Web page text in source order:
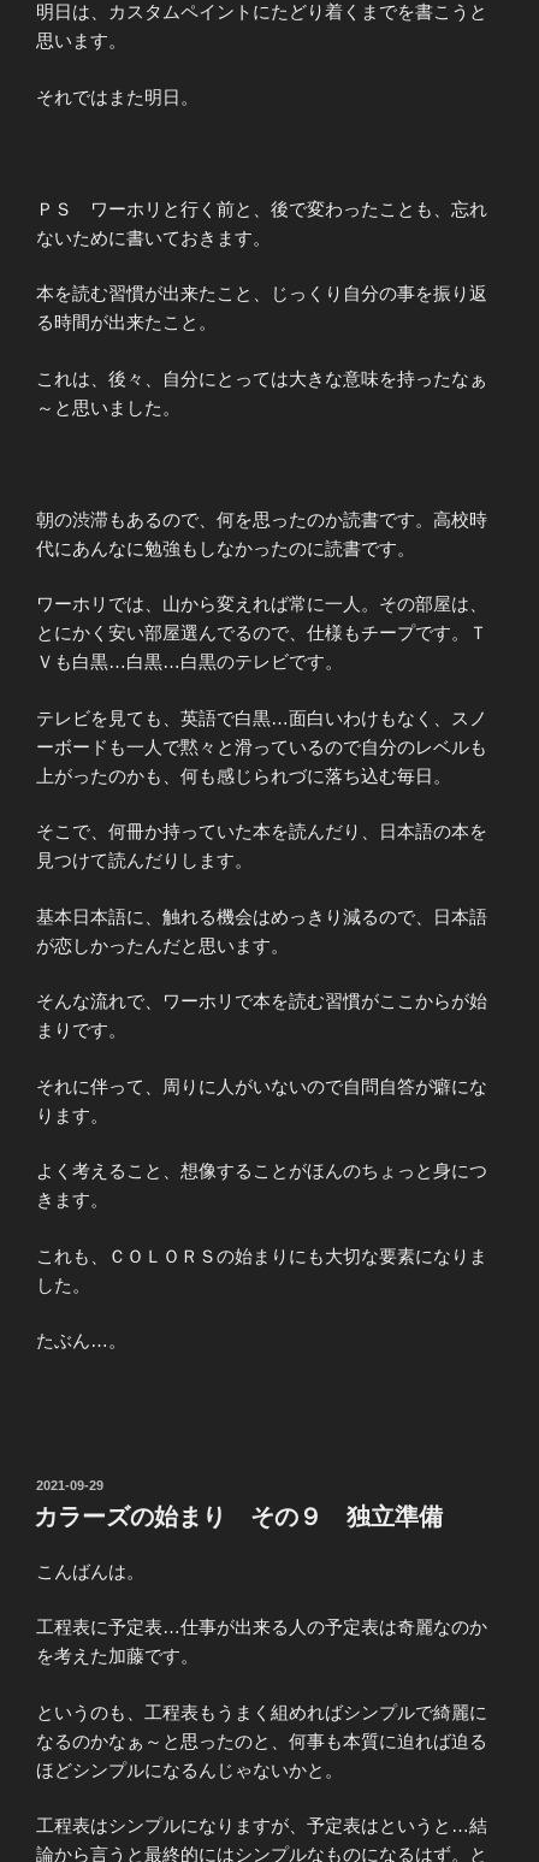
明日は、カスタムペイントにたどり着くまでを書こうと
思います。
それではまた明日。
ＰＳ ワーホリと行く前と、後で変わったことも、忘れ
ないために書いておきます。
本を読む習慣が出来たこと、じっくり自分の事を振り返
る時間が出来たこと。
これは、後々、自分にとっては大きな意味を持ったなぁ
～と思いました。
朝の渋滞もあるので、何を思ったのか読書です。高校時
代にあんなに勉強もしなかったのに読書です。
ワーホリでは、山から変えれば常に一人。その部屋は、
とにかく安い部屋選んでるので、仕様もチープです。Ｔ
Ｖも白黒…白黒…白黒のテレビです。
テレビを見ても、英語で白黒…面白いわけもなく、スノ
ーボードも一人で黙々と滑っているので自分のレベルも
上がったのかも、何も感じられづに落ち込む毎日。
そこで、何冊か持っていた本を読んだり、日本語の本を
見つけて読んだりします。
基本日本語に、触れる機会はめっきり減るので、日本語
が恋しかったんだと思います。
そんな流れで、ワーホリで本を読む習慣がここからが始
まりです。
それに伴って、周りに人がいないので自問自答が癖にな
ります。
よく考えること、想像することがほんのちょっと身につ
きます。
これも、ＣＯＬＯＲＳの始まりにも大切な要素になりま
した。
たぶん…。
投
稿
日:
2021-09-29
カラーズの始まり その９ 独立準備
こんばんは。
工程表に予定表…仕事が出来る人の予定表は奇麗なのか
を考えた加藤です。
というのも、工程表もうまく組めればシンプルで綺麗に
なるのかなぁ～と思ったのと、何事も本質に迫れば迫る
ほどシンプルになるんじゃないかと。
工程表はシンプルになりますが、予定表はというと…結
論から言うと最終的にはシンプルなものになるはず。と